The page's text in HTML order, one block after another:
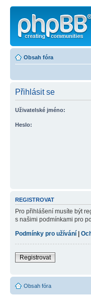
Obsah fóra
Přihlásit se
Uživatelské jméno:
Heslo:
REGISTROVAT
Pro přihlášení musíte být
s našimi podmínkami pro
Podmínky pro užívání
Registrovat
Obsah fóra